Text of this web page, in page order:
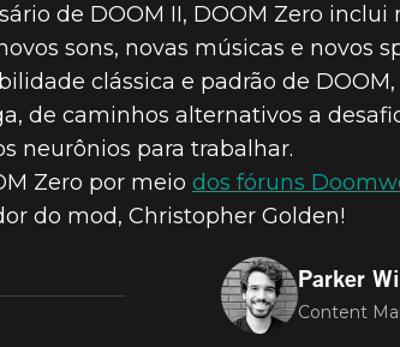
de DOOM II, DOOM Zero
sons, novas músicas e novos
clássica e padrão de
de caminhos alternativos a
neurônios para trabalhar.
Zero por meio dos fóruns
do mod, Christopher Golden!
Parker
Content